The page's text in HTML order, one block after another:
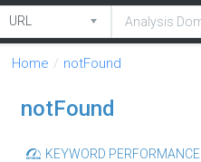
Home notFound
notFound
KEYWORD PERFORMANCE